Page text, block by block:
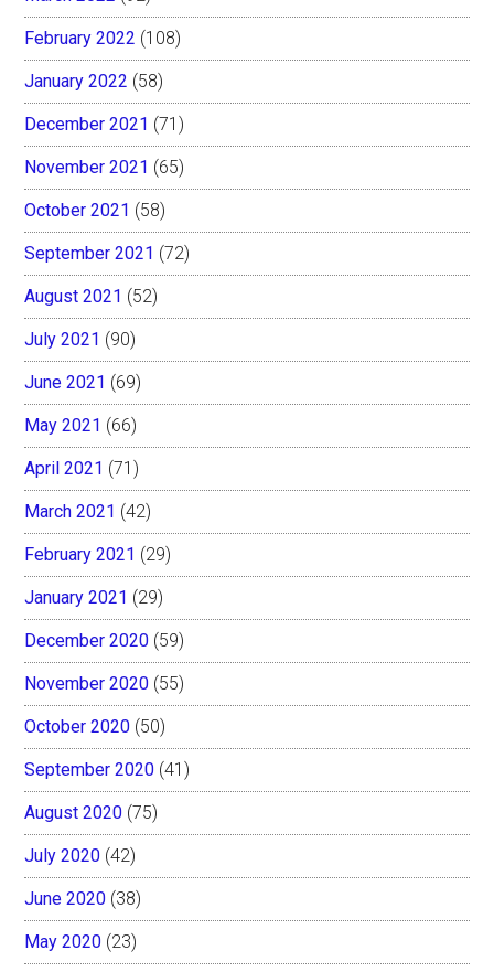
February 2022 (108)
January 2022 (58)
December 2021 (71)
November 2021 (65)
October 2021 (58)
September 2021 (72)
August 2021 (52)
July 2021 (90)
June 2021 (69)
May 2021 (66)
April 2021 (71)
March 2021 (42)
February 2021 (29)
January 2021 (29)
December 2020 (59)
November 2020 (55)
October 2020 (50)
September 2020 (41)
August 2020 (75)
July 2020 (42)
June 2020 (38)
May 2020 (23)